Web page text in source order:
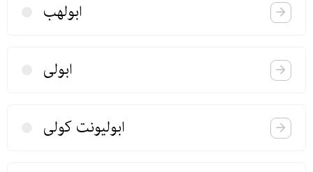
ابولهب
ابولی
ابولیونت كولی